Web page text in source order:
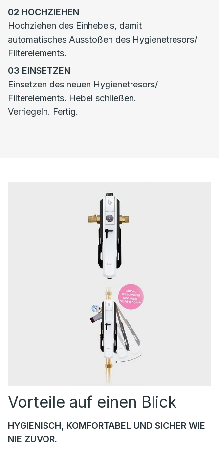
02 HOCHZIEHEN
Hochziehen des Einhebels, damit
automatisches Ausstoßen des Hygienetresors/
Filterelements.
03 EINSETZEN
Einsetzen des neuen Hygienetresors/
Filterelements. Hebel schließen.
Verriegeln. Fertig.
Vorteile auf einen Blick
HYGIENISCH, KOMFORTABEL UND SICHER WIE
NIE ZUVOR.